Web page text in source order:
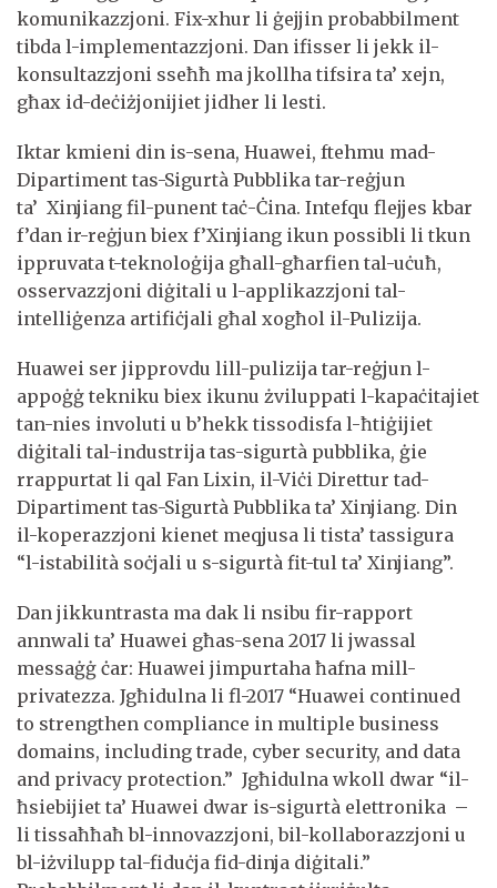
komunikazzjoni. Fix-xhur li ġejjin probabbilment
tibda l-implementazzjoni. Dan ifisser li jekk il-
konsultazzjoni sseħħ ma jkollha tifsira ta’ xejn,
għax id-deċiżjonijiet jidher li lesti.
Iktar kmieni din is-sena, Huawei, ftehmu mad-
Dipartiment tas-Sigurtà Pubblika tar-reġjun
ta’ Xinjiang fil-punent taċ-Ċina. Intefqu flejjes kbar
f’dan ir-reġjun biex f’Xinjiang ikun possibli li tkun
ippruvata t-teknoloġija għall-għarfien tal-uċuħ,
osservazzjoni diġitali u l-applikazzjoni tal-
intelliġenza artifiċjali għal xogħol il-Pulizija.
Huawei ser jipprovdu lill-pulizija tar-reġjun l-
appoġġ tekniku biex ikunu żviluppati l-kapaċitajiet
tan-nies involuti u b’hekk tissodisfa l-ħtiġijiet
diġitali tal-industrija tas-sigurtà pubblika, ġie
rrappurtat li qal Fan Lixin, il-Viċi Direttur tad-
Dipartiment tas-Sigurtà Pubblika ta’ Xinjiang. Din
il-koperazzjoni kienet meqjusa li tista’ tassigura
“l-istabilità soċjali u s-sigurtà fit-tul ta’ Xinjiang”.
Dan jikkuntrasta ma dak li nsibu fir-rapport
annwali ta’ Huawei għas-sena 2017 li jwassal
messaġġ ċar: Huawei jimpurtaha ħafna mill-
privatezza. Jgħidulna li fl-2017 “Huawei continued
to strengthen compliance in multiple business
domains, including trade, cyber security, and data
and privacy protection.” Jgħidulna wkoll dwar “il-
ħsiebijiet ta’ Huawei dwar is-sigurtà elettronika –
li tissaħħaħ bl-innovazzjoni, bil-kollaborazzjoni u
bl-iżvilupp tal-fiduċja fid-dinja diġitali.”